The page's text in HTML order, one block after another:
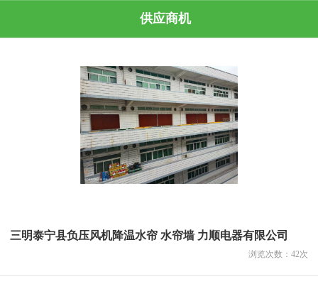
供应商机
三明泰宁县负压风机降温水帘 水帘墙 力顺电器有限公司
浏览次数： 42次